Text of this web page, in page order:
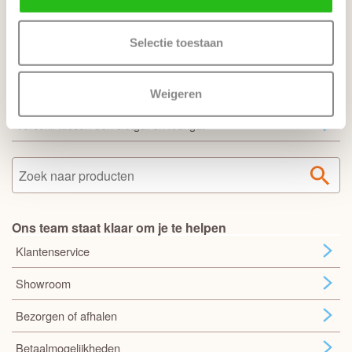
Selectie toestaan
Weigeren
Veel gestelde vragen
Zo bestel je een complete deur
Ons team staat klaar om je te helpen
Klantenservice
Showroom
Bezorgen of afhalen
Betaalmogelijkheden